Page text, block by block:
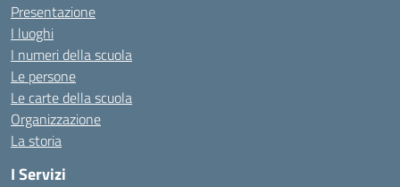
Presentazione
I luoghi
I numeri della scuola
Le persone
Le carte della scuola
Organizzazione
La storia
I Servizi